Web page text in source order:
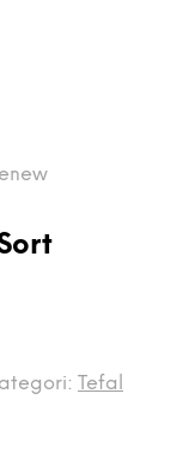
Tefal